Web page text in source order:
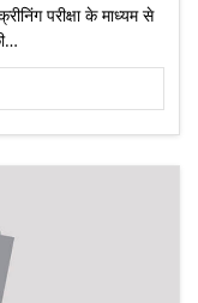
परीक्षा के माध्यम से